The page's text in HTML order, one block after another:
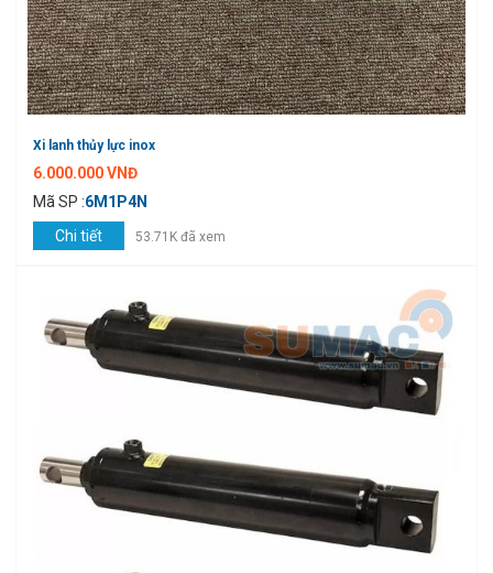
Xi lanh thủy lực inox
6.000.000 VNĐ
Mã SP :6M1P4N
Chi tiết
53.71K đã xem